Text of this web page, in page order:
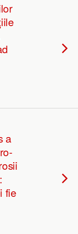
a
fie